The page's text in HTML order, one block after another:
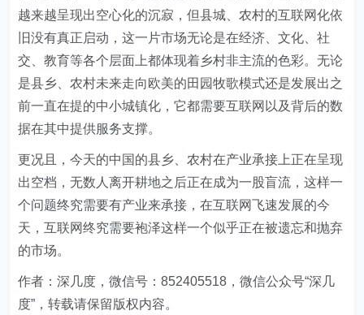
越来越呈现出空心化的沉寂，但县城、农村的互联网化依
旧没有真正启动，这一片市场无论是在经济、文化、社
交、教育等各个层面上都体现着乡村非主流的色彩。无论
是县乡、农村未来走向欧美的田园牧歌模式还是发展出之
前一直在提的中小城镇化，它都需要互联网以及背后的数
据在其中提供服务支撑。
更况且，今天的中国的县乡、农村在产业承接上正在呈现
出空档，无数人离开耕地之后正在成为一股盲流，这样一
个问题终究需要有产业来承接，在互联网飞速发展的今
天，互联网终究需要袍泽这样一个似乎正在被遗忘和抛弃
的市场。
作者：深几度，微信号：852405518，微信公众号“深几
度”，转载请保留版权内容。